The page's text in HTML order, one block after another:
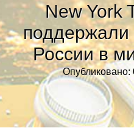
New York
России в
Опубликовано:
Тренды новостей»
Рубрики»
Правила